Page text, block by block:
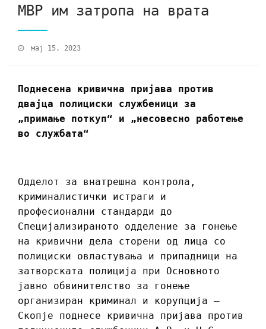
МВР им затропа на врата
мај 15, 2023
Поднесена кривична пријава против
двајца полициски службеници за
„примање поткуп“ и „несовесно работење
во службата“
Одделот за внатрешна контрола,
криминалистички истраги и
професионални стандарди до
Специјализираното одделение за гонење
на кривични дела сторени од лица со
полициски овластувања и припадници на
затворската полиција при Основното
јавно обвинителство за гонење
организиран криминал и корупција –
Скопје поднесе кривична пријава против